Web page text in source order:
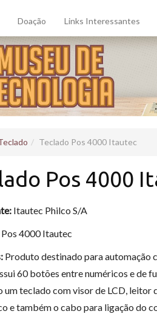
Doação Links Interessantes
Teclado Pos 4000 Itautec
Pos 4000
Itautec Philco S/A
4000 Itautec
Produto destinado para automação
60 botões entre numéricos e de
um teclado com visor de LCD, leitor
e também o cabo para ligação do